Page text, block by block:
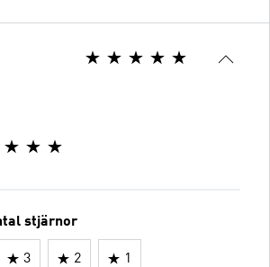
stjärnor
3 2 1